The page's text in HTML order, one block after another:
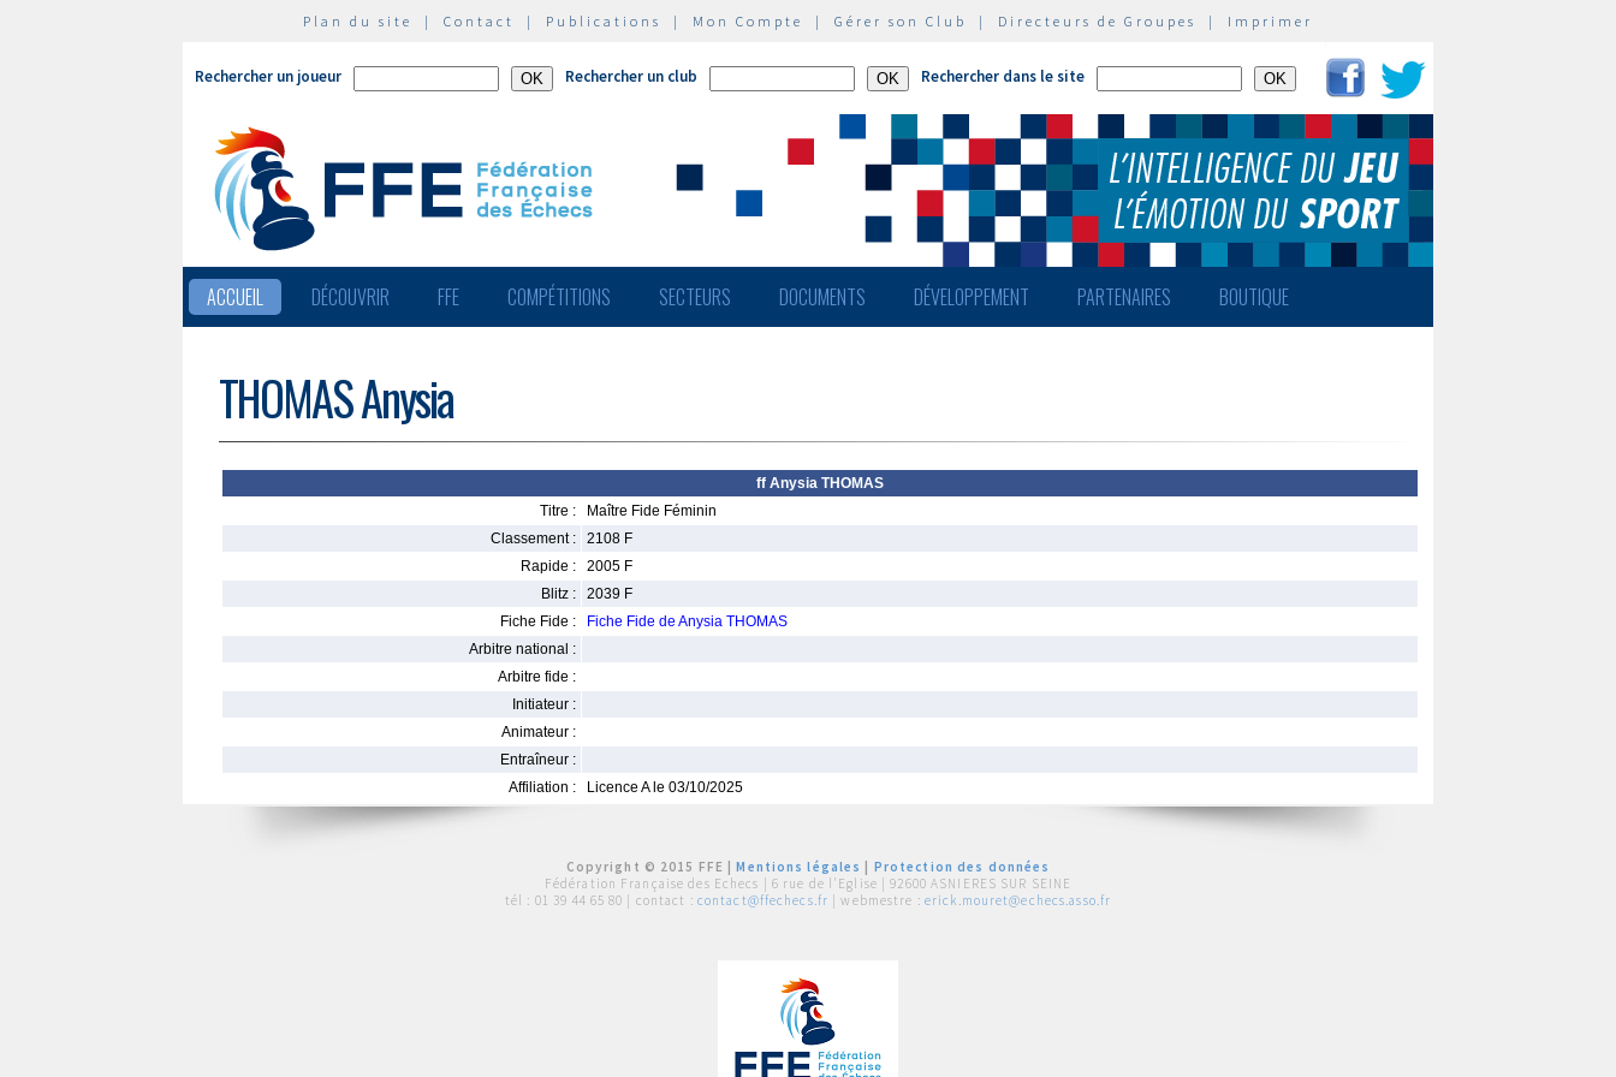
Plan du site | Contact | Publications | Mon Compte | Gérer son Club | Directeurs de Groupes | Imprimer
Rechercher un joueur Rechercher un club Rechercher dans le site
ACCUEIL DÉCOUVRIR FFE COMPÉTITIONS SECTEURS DOCUMENTS DÉVELOPPEMENT PARTENAIRES BOUTIQUE
THOMAS Anysia
ff Anysia THOMAS
Titre :
Maître Fide Féminin
Classement :
2108 F
Rapide :
2005 F
Blitz :
2039 F
Fiche Fide :
Fiche Fide de Anysia THOMAS
Arbitre national :
Arbitre fide :
Initiateur :
Animateur :
Entraîneur :
Affiliation :
Licence A le 03/10/2025
Copyright © 2015 FFE |Mentions légales
Protection des données
Fédération Française des Echecs | 6 rue de l'Eglise | 92600 ASNIERES SUR SEINE
tél : 01 39 44 65 80 | contact : contact@ffechecs.fr | webmestre : erick.mouret@echecs.asso.fr